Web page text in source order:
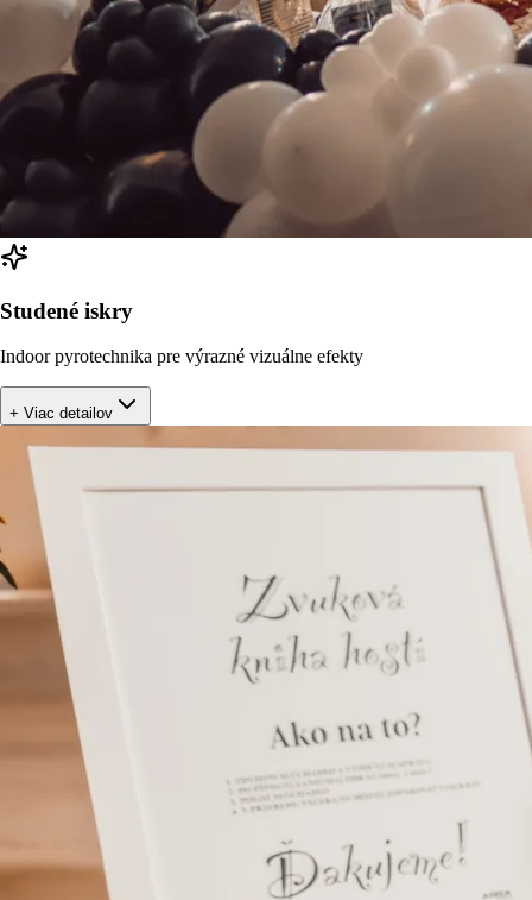
Studené iskry
Indoor pyrotechnika pre výrazné vizuálne efekty
+ Viac detailov